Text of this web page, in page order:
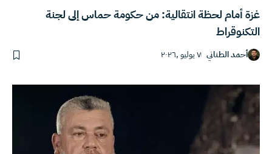
غزة أمام لحظة انتقالية: من حكومة حماس إلى لجنة
التكنوقراط
أحمد الطناني ٧ يوليو ,٢٠٢٦